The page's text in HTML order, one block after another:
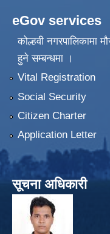
eGov services
कोल्हवी नगरपालिकामा
हुने सम्बन्धमा ।
Vital Registration
Social Security
Citizen Charter
Application Letter
सूचना अधिकारी